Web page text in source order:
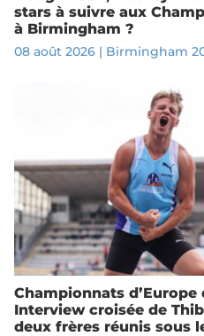
stars à suivre aux
à Birmingham ?
08 août 2026| Birmingham
Championnats
Interview croisée de
deux frères réunis sous